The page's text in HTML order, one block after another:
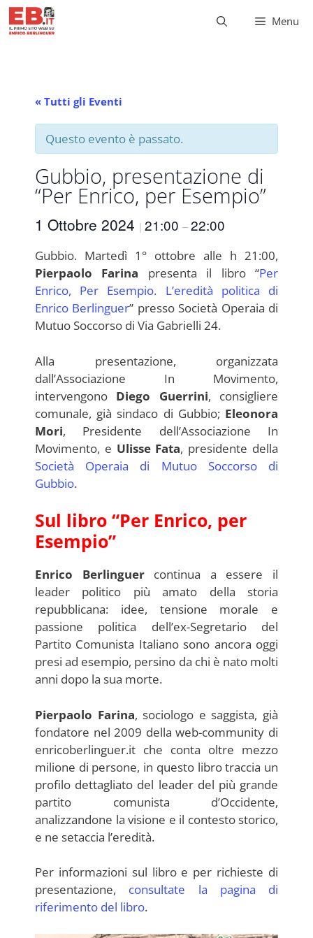
Vai
Menu
« Tutti gli Eventi
Questo evento è passato.
Gubbio, presentazione di
“Per Enrico, per Esempio”
1 Ottobre 2024 | 21:00 –22:00
Gubbio. Martedì 1° ottobre alle h 21:00,
Pierpaolo Farina presenta il libro “Per
Enrico, Per Esempio. L’eredità politica di
Enrico Berlinguer” presso Società Operaia di
Mutuo Soccorso di Via Gabrielli 24.
Alla presentazione, organizzata
dall’Associazione In Movimento,
intervengono Diego Guerrini, consigliere
comunale, già sindaco di Gubbio; Eleonora
Mori, Presidente dell’Associazione In
Movimento, e Ulisse Fata, presidente della
Società Operaia di Mutuo Soccorso di
Gubbio.
Sul libro “Per Enrico, per
Esempio”
Enrico Berlinguercontinua a essere il
leader politico più amato della storia
repubblicana: idee, tensione morale e
passione politica dell’ex-Segretario del
Partito Comunista Italiano sono ancora oggi
presi ad esempio, persino da chi è nato molti
anni dopo la sua morte.
Pierpaolo Farina, sociologo e saggista, già
fondatore nel 2009 della web-community di
enricoberlinguer.it che conta oltre mezzo
milione di persone, in questo libro traccia un
profilo dettagliato del leader del più grande
partito comunista d’Occidente,
analizzandone la visione e il contesto storico,
e ne setaccia l’eredità.
Per informazioni sul libro e per richieste di
presentazione, consultate la pagina di
riferimento del libro.